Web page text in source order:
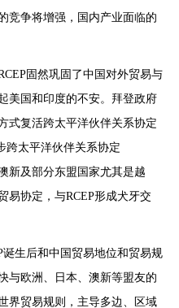
竞争将增强，国内产业面临的
固然巩固了中国对外贸易与
美国和印度的不安。拜登政府
式复活跨太平洋伙伴关系协定
跨太平洋伙伴关系协定
新及部分东盟国家尤其是越
易协定，与RCEP形成犬牙交
生后和中国贸易地位和贸易规
与欧洲、日本、澳新等盟友的
界贸易规则，主导多边、区域